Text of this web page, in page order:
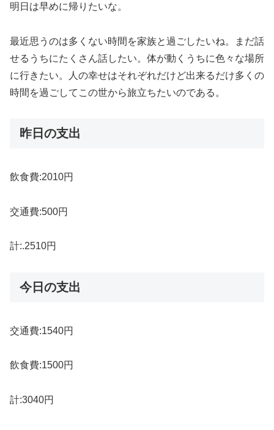
明日は早めに帰りたいな。
最近思うのは多くない時間を家族と過ごしたいね。まだ話
せるうちにたくさん話したい。体が動くうちに色々な場所
に行きたい。人の幸せはそれぞれだけど出来るだけ多くの
時間を過ごしてこの世から旅立ちたいのである。
昨日の支出
飲食費:2010円
交通費:500円
計:.2510円
今日の支出
交通費:1540円
飲食費:1500円
計:3040円